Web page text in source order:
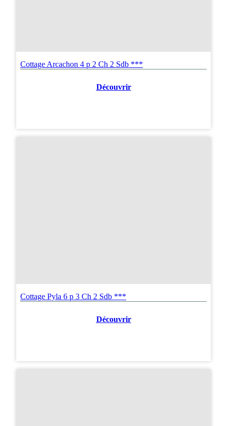
Cottage Arcachon 4 p 2 Ch 2 Sdb ***
Découvrir
Cottage Pyla 6 p 3 Ch 2 Sdb ***
Découvrir